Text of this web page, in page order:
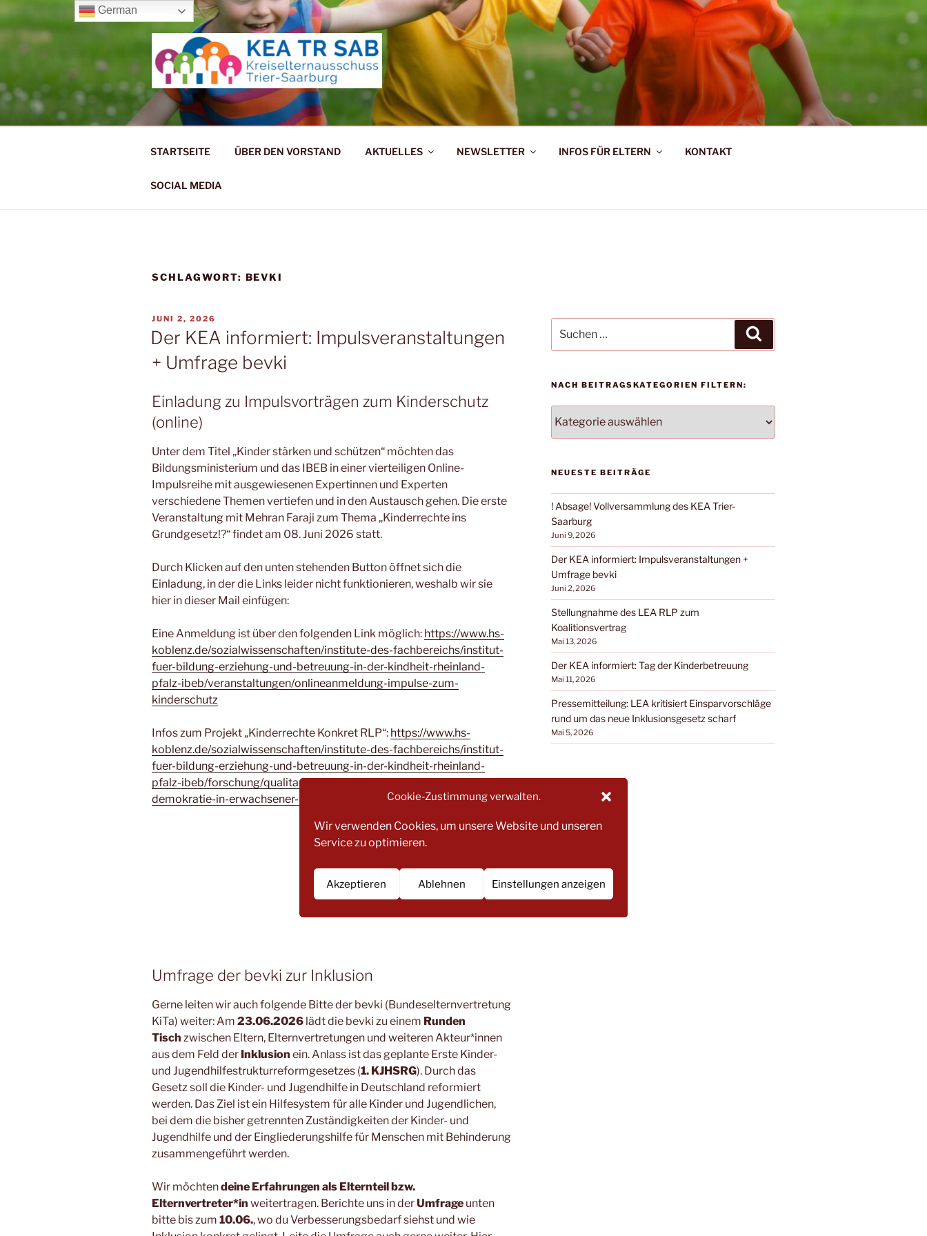
Cookie-Zustimmung verwalten.
Wir verwenden Cookies, um unsere Website und unseren
Service zu optimieren.
Akzeptieren Ablehnen Einstellungen anzeigen
Zum
springen
KREISELTERNAUSSCHUSS TRIER-SAARBURG
STARTSEITE ÜBER DEN VORSTAND AKTUELLES NEWSLETTER INFOS FÜR ELTERN KONTAKT
SOCIAL MEDIA
SCHLAGWORT: BEVKI
VERÖFFENTLICHT
AM
JUNI 2, 2026
Der KEA informiert: Impulsveranstaltungen
+ Umfrage bevki
Einladung zu Impulsvorträgen zum Kinderschutz
(online)
Unter dem Titel „Kinder stärken und schützen“ möchten das
Bildungsministerium und das IBEB in einer vierteiligen Online-
Impulsreihe mit ausgewiesenen Expertinnen und Experten
verschiedene Themen vertiefen und in den Austausch gehen. Die erste
Veranstaltung mit Mehran Faraji zum Thema „Kinderrechte ins
Grundgesetz!?“ findet am 08. Juni 2026 statt.
Durch Klicken auf den unten stehenden Button öffnet sich die
Einladung, in der die Links leider nicht funktionieren, weshalb wir sie
hier in dieser Mail einfügen:
Eine Anmeldung ist über den folgenden Link möglich: https://www.hs-
koblenz.de/sozialwissenschaften/institute-des-fachbereichs/institut-
fuer-bildung-erziehung-und-betreuung-in-der-kindheit-rheinland-
pfalz-ibeb/veranstaltungen/onlineanmeldung-impulse-zum-
kinderschutz
Infos zum Projekt „Kinderrechte Konkret RLP“: https://www.hs-
koblenz.de/sozialwissenschaften/institute-des-fachbereichs/institut-
fuer-bildung-erziehung-und-betreuung-in-der-kindheit-rheinland-
pfalz-ibeb/forschung/qualitaetsentwicklung-kinderrechte-und-
demokratie-in-erwachsener-verantwortung-qakidev
Umfrage der bevki zur Inklusion
Gerne leiten wir auch folgende Bitte der bevki (Bundeselternvertretung
KiTa) weiter: Am 23.06.2026 lädt die bevki zu einem Runden
Tisch zwischen Eltern, Elternvertretungen und weiteren Akteur*innen
aus dem Feld der Inklusion ein. Anlass ist das geplante Erste Kinder-
und Jugendhilfestrukturreformgesetzes (1. KJHSRG). Durch das
Gesetz soll die Kinder- und Jugendhilfe in Deutschland reformiert
werden. Das Ziel ist ein Hilfesystem für alle Kinder und Jugendlichen,
bei dem die bisher getrennten Zuständigkeiten der Kinder- und
Jugendhilfe und der Eingliederungshilfe für Menschen mit Behinderung
zusammengeführt werden.
Wir möchtendeine Erfahrungen als Elternteil bzw.
Elternvertreter*in weitertragen. Berichte uns in derUmfrage unten
bitte bis zum 10.06., wo du Verbesserungsbedarf siehst und wie
nach:
NACH BEITRAGSKATEGORIEN FILTERN:
BEITRAGSKATEGORIEN
FILTERN:
NEUESTE BEITRÄGE
! Absage! Vollversammlung des KEA Trier-
Saarburg
Juni 9, 2026
Der KEA informiert: Impulsveranstaltungen +
Umfrage bevki
Juni 2, 2026
Stellungnahme des LEA RLP zum
Koalitionsvertrag
Mai 13, 2026
Der KEA informiert: Tag der Kinderbetreuung
Mai 11, 2026
Pressemitteilung: LEA kritisiert Einsparvorschläge
rund um das neue Inklusionsgesetz scharf
Mai 5, 2026
German